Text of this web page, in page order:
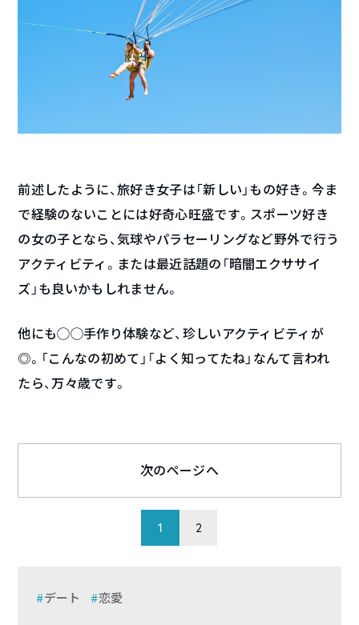
前述したように、旅好き女子は「新しい」もの好き。今ま
で経験のないことには好奇心旺盛です。スポーツ好き
の女の子となら、気球やパラセーリングなど野外で行う
アクティビティ。または最近話題の「暗闇エクササイ
ズ」も良いかもしれません。
他にも◯◯手作り体験など、珍しいアクティビティが
◎。「こんなの初めて」「よく知ってたね」なんて言われ
たら、万々歳です。
1 2
次のページへ
デート 恋愛